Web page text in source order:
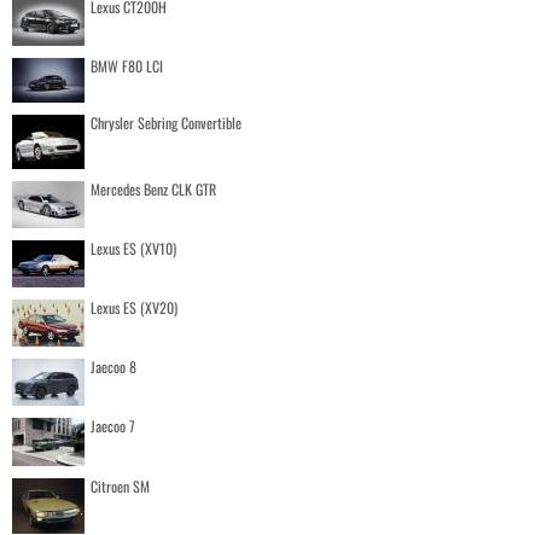
Lexus CT200H
BMW F80 LCI
Chrysler Sebring Convertible
Mercedes Benz CLK GTR
Lexus ES (XV10)
Lexus ES (XV20)
Jaecoo 8
Jaecoo 7
Citroen SM